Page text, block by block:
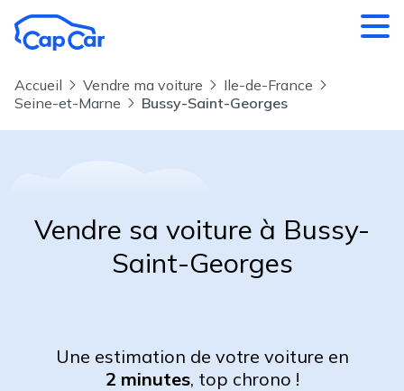
Accueil Vendre ma voiture
Ile-de-France
Seine-et-Marne
Bussy-Saint-Georges
Vendre sa voiture à Bussy-
Saint-Georges
Une estimation de votre voiture en
2 minutes, top chrono !